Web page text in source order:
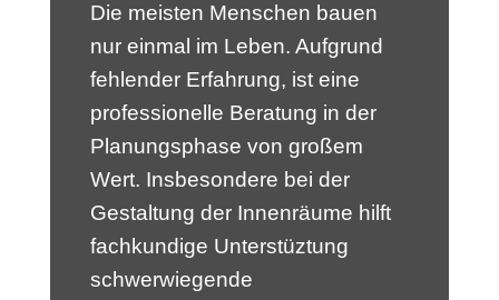
Die meisten Menschen bauen
nur einmal im Leben. Aufgrund
fehlender Erfahrung, ist eine
professionelle Beratung in der
Planungsphase von großem
Wert. Insbesondere bei der
Gestaltung der Innenräume hilft
fachkundige Unterstüztung
schwerwiegende